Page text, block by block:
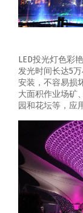
LED投光灯色彩
发光时间长达5
安装，不容易损
大面积作业场矿
园和花坛等，应